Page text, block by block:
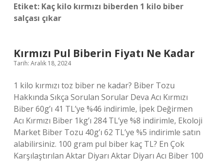
Etiket: Kaç kilo kırmızı biberden 1 kilo biber
salçası çıkar
Kırmızı Pul Biberin Fiyatı Ne Kadar
Tarih: Aralık 18, 2024
1 kilo kırmızı toz biber ne kadar? Biber Tozu
Hakkında Sıkça Sorulan Sorular Deva Acı Kırmızı
Biber 60g’ı 41 TL’ye %46 indirimle, İpek Değirmen
Acı Kırmızı Biber 1kg’ı 284 TL’ye %8 indirimle, Ekoloji
Market Biber Tozu 40g’ı 62 TL’ye %5 indirimle satın
alabilirsiniz. 100 gram pul biber kaç TL? En Çok
Karşılaştırılan Aktar Diyarı Aktar Diyarı Acı Biber 100